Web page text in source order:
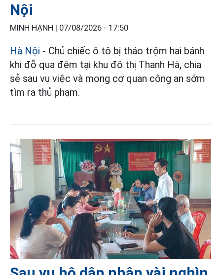
Nội
MINH HẠNH | 07/08/2026 - 17:50
Hà Nội - Chủ chiếc ô tô bị tháo trộm hai bánh
khi đỗ qua đêm tại khu đô thị Thanh Hà, chia
sẻ sau vụ việc và mong cơ quan công an sớm
tìm ra thủ phạm.